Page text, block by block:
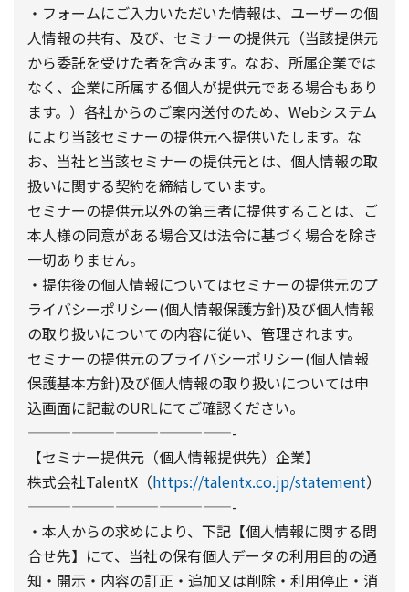
・フォームにご入力いただいた情報は、ユーザーの個
人情報の共有、及び、セミナーの提供元（当該提供元
から委託を受けた者を含みます。なお、所属企業では
なく、企業に所属する個人が提供元である場合もあり
ます。）各社からのご案内送付のため、Webシステム
により当該セミナーの提供元へ提供いたします。な
お、当社と当該セミナーの提供元とは、個人情報の取
扱いに関する契約を締結しています。
セミナーの提供元以外の第三者に提供することは、ご
本人様の同意がある場合又は法令に基づく場合を除き
一切ありません。
・提供後の個人情報についてはセミナーの提供元のプ
ライバシーポリシー(個人情報保護方針)及び個人情報
の取り扱いについての内容に従い、管理されます。
セミナーの提供元のプライバシーポリシー(個人情報
保護基本方針)及び個人情報の取り扱いについては申
込画面に記載のURLにてご確認ください。
——————————————-
【セミナー提供元（個人情報提供先）企業】
株式会社TalentX（https://talentx.co.jp/statement）
——————————————-
・本人からの求めにより、下記【個人情報に関する問
合せ先】にて、当社の保有個人データの利用目的の通
知・開示・内容の訂正・追加又は削除・利用停止・消